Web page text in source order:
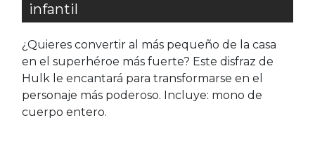
infantil
¿Quieres convertir al más pequeño de la casa
en el superhéroe más fuerte? Este disfraz de
Hulk le encantará para transformarse en el
personaje más poderoso. Incluye: mono de
cuerpo entero.